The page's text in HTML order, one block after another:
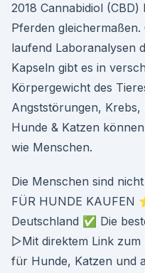
2018 Cannabidiol
Pferden
laufend Laboranalysen
Kapseln gibt es in
Körpergewicht des
Angststörungen, Krebs,
Hunde & Katzen
wie Menschen.
Die Menschen sind
FÜR HUNDE KAUFEN
Deutschland ✅ Die
▷Mit direktem Link zum
für Hunde, Katzen und